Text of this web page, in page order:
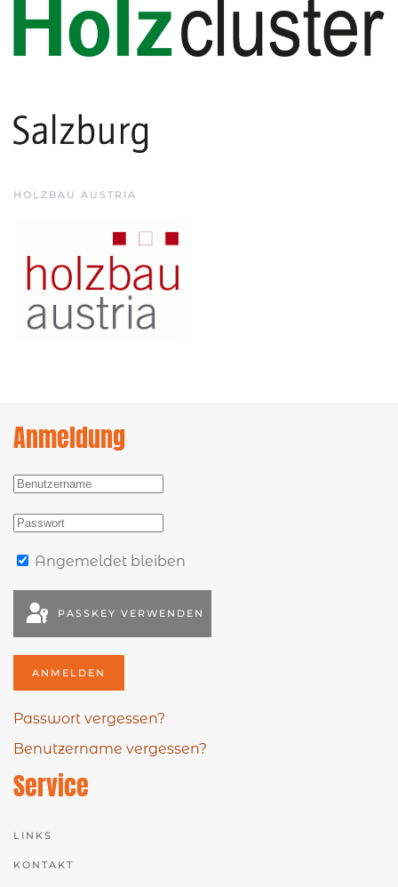
HOLZBAU AUSTRIA
Anmeldung
Angemeldet bleiben
PASSKEY VERWENDEN
ANMELDEN
Passwort vergessen?
Benutzername vergessen?
Service
LINKS
KONTAKT